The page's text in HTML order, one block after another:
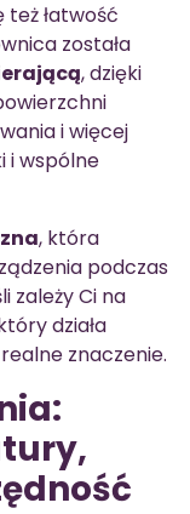
też łatwość
została
, dzięki
i więcej
i wspólne
, która
podczas
zależy Ci na
działa
znaczenie.